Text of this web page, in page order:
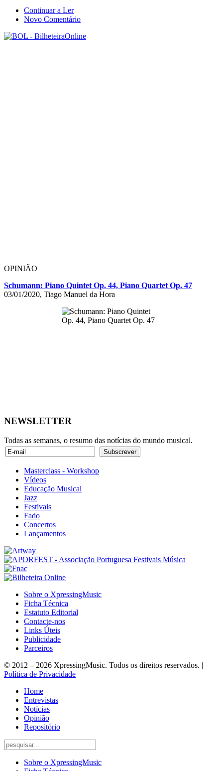
Continuar a Ler
Novo Comentário
OPINIÃO
Schumann: Piano Quintet Op. 44, Piano Quartet Op. 47
03/01/2020, Tiago Manuel da Hora
NEWSLETTER
Todas as semanas, o resumo das notícias do mundo musical.
Masterclass - Workshop
Vídeos
Educação Musical
Jazz
Festivais
Fado
Concertos
Lançamentos
Sobre o XpressingMusic
Ficha Técnica
Estatuto Editorial
Contacte-nos
Links Úteis
Publicidade
Parceiros
© 2012 – 2026 XpressingMusic. Todos os direitos reservados. |
Política de Privacidade
Home
Entrevistas
Notícias
Opinião
Repositório
Sobre o XpressingMusic